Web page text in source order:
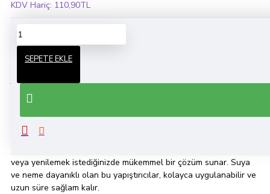
KDV Hariç: 110,90TL
SEPETE EKLE
ÜRÜN BILGISI
Yedek Yapıştırıcı Sticker Duvar Yapışkan Sihirli Banyo
sayesinde banyo ve diğer duvar yüzeylerinde uzun süre
dayanıklılık sağlar. Paket içinde 4 adet yapıştırıcı bulunmaktadır.
veya yenilemek istediğinizde mükemmel bir çözüm sunar. Suya
ve neme dayanıklı olan bu yapıştırıcılar, kolayca uygulanabilir ve
uzun süre sağlam kalır.